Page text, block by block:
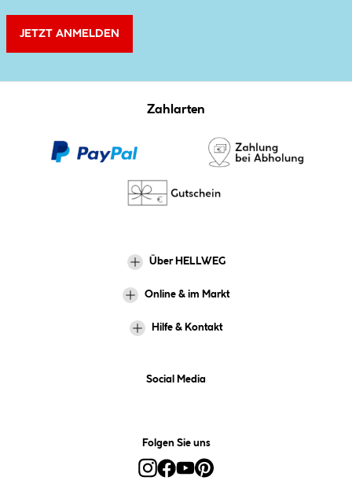
JETZT ANMELDEN
Zahlarten
Über HELLWEG
Online & im Markt
Hilfe & Kontakt
Social Media
Folgen Sie uns